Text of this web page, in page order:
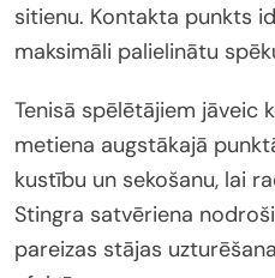
sitienu. Kontakta punkts
maksimāli palielinātu
Tenisā spēlētājiem jāveic
metiena augstākajā
kustību un sekošanu, lai
Stingra satvēriena
pareizas stājas